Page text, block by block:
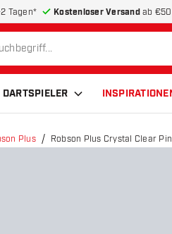
Tagen* Kostenloser Versandab €50
DARTSPIELER
Plus Robson Plus Crystal Clear